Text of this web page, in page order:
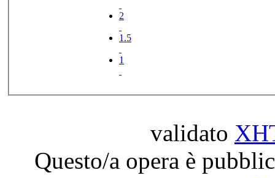
2
1.5
1
validato
Questo/a opera è